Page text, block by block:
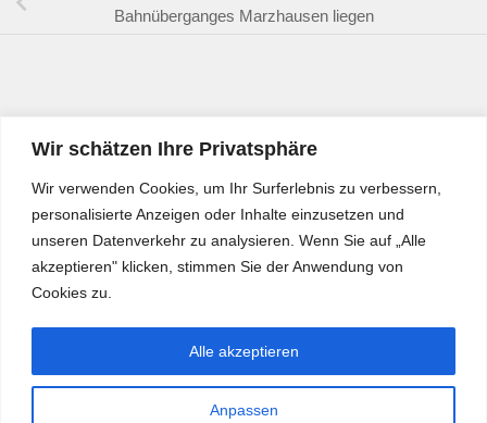
Wir schätzen Ihre Privatsphäre
Wir verwenden Cookies, um Ihr Surferlebnis zu verbessern,
personalisierte Anzeigen oder Inhalte einzusetzen und
unseren Datenverkehr zu analysieren. Wenn Sie auf „Alle
akzeptieren" klicken, stimmen Sie der Anwendung von
Cookies zu.
Anpassen
Alle akzeptieren
Bahnüberganges Marzhausen liegen